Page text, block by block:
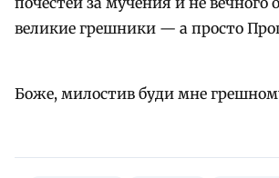
великие грешники — а просто
Боже, милостив буди мне